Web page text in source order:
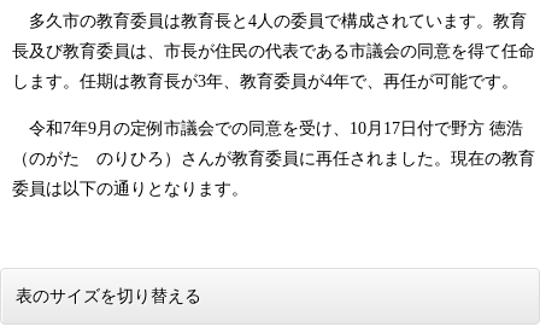
多久市の教育委員は教育長と4人の委員で構成されています。教育
長及び教育委員は、市長が住民の代表である市議会の同意を得て任命
します。任期は教育長が3年、教育委員が4年で、再任が可能です。
令和7年9月の定例市議会での同意を受け、10月17日付で野方 徳浩
（のがた のりひろ）さんが教育委員に再任されました。現在の教育
委員は以下の通りとなります。
表のサイズを切り替える